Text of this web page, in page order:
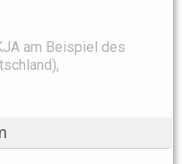
am Beispiel des